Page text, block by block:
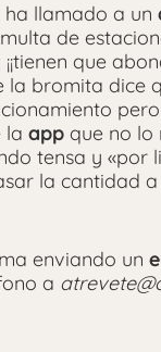
ha llamado a un
de
que
la bromita dice
la app que no lo
tensa y «por
la cantidad
enviando un
a